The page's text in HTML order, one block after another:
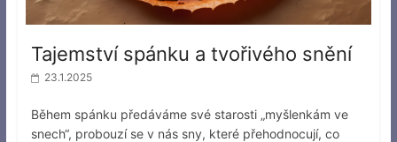
Tajemství spánku a tvořivého snění
23.1.2025
Během spánku předáváme své starosti „myšlenkám ve
snech“, probouzí se v nás sny, které přehodnocují, co